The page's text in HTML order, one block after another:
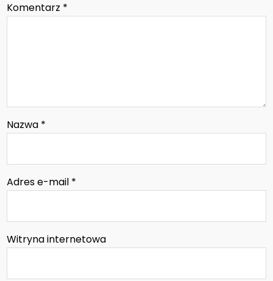
Komentarz *
Nazwa *
Adres e-mail *
Witryna internetowa